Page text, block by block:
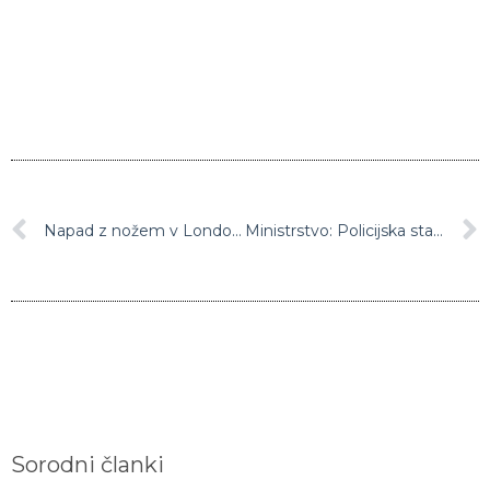
Napad z nožem v Londonu izvedel obsojeni terorist Ministrstvo: Policijska stavka je neutemeljena!
Sorodni članki